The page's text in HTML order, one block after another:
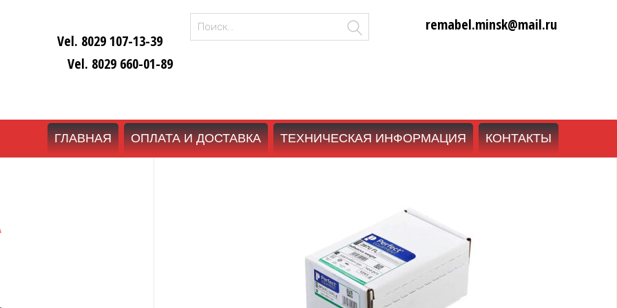
Vel. 8029 107-13-39
Vel. 8029 660-01-89
Найти: remabel.minsk@mail.ru
ГЛАВНАЯ ОПЛАТА И ДОСТАВКА ТЕХНИЧЕСКАЯ ИНФОРМАЦИЯ КОНТАКТЫ